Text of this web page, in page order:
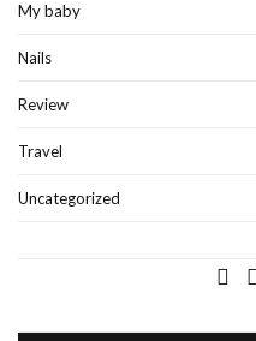
My baby
Nails
Review
Travel
Uncategorized